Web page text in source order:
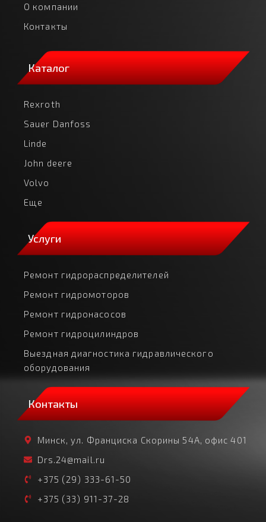
О компании
Контакты
Каталог
Rexroth
Sauer Danfoss
Linde
John deere
Volvo
Еще
Услуги
Ремонт гидрораспределителей
Ремонт гидромоторов
Ремонт гидронасосов
Ремонт гидроцилиндров
Выездная диагностика гидравлического
оборудования
Контакты
Минск, ул. Франциска Скорины 54А, офис 401
Drs.24@mail.ru
+375 (29) 333-61-50
+375 (33) 911-37-28